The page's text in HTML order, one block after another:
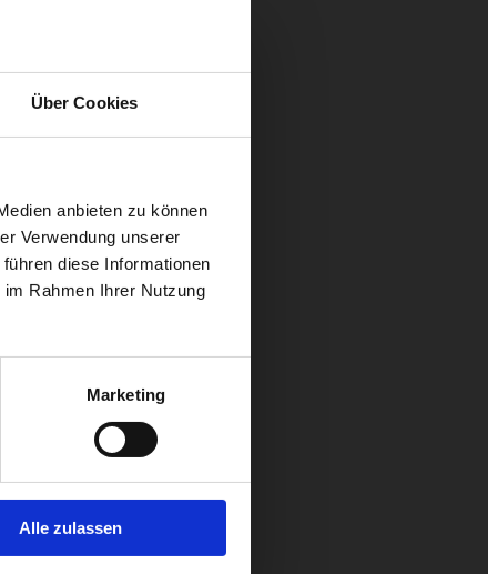
Über Cookies
anbieten zu können
Verwendung unserer
diese Informationen
Rahmen Ihrer Nutzung
Marketing
Alle zulassen